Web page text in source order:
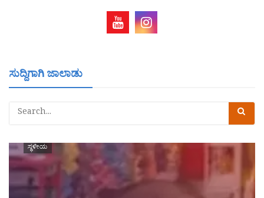
ಸುದ್ದಿಗಾಗಿ ಜಾಲಾಡು
ಸ್ಥಳೀಯ